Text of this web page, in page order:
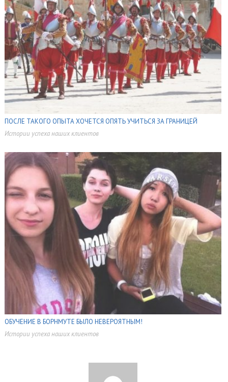
ПОСЛЕ ТАКОГО ОПЫТА ХОЧЕТСЯ ОПЯТЬ УЧИТЬСЯ ЗА ГРАНИЦЕЙ
Истории успеха наших клиентов
ОБУЧЕНИЕ В БОРНМУТЕ БЫЛО НЕВЕРОЯТНЫМ!
Истории успеха наших клиентов